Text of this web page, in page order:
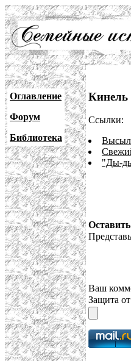
Оглавление
Форум
Библиотека
Кинель
Ссылки:
"Ды-
Ваш
Защита